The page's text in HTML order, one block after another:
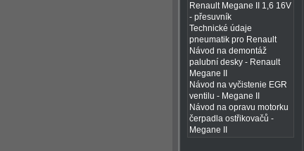
Renault Megane II 1,6 16V
- přesuvník
Technické údaje
pneumatik pro Renault
Návod na demontáž
palubní desky - Renault
Megane II
Návod na vyčistenie EGR
ventilu - Megane II
Návod na opravu motorku
čerpadla ostřikovačů -
Megane II